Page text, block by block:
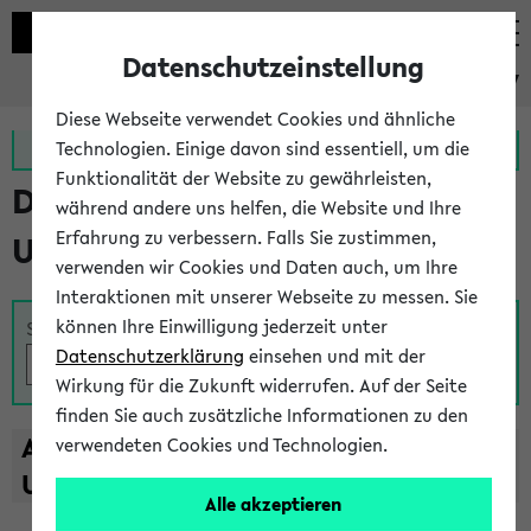
eKVV
Zur MeineUni App Zum MeineUni Portal
Das Lehrangebot der
Universität Bielefeld
Suche
A B C D E F G H I J K L M N O
U
V W X Y
Z
Datenschutzeinstellung
Diese Webseite verwendet Cookies und ähnliche
Technologien. Einige davon sind essentiell, um die
Funktionalität der Website zu gewährleisten,
während andere uns helfen, die Website und Ihre
Erfahrung zu verbessern. Falls Sie zustimmen,
verwenden wir Cookies und Daten auch, um Ihre
Interaktionen mit unserer Webseite zu messen. Sie
können Ihre Einwilligung jederzeit unter
Datenschutzerklärung einsehen und mit der
Wirkung für die Zukunft widerrufen. Auf der Seite
finden Sie auch zusätzliche Informationen zu den
verwendeten Cookies und Technologien.
Alle akzeptieren